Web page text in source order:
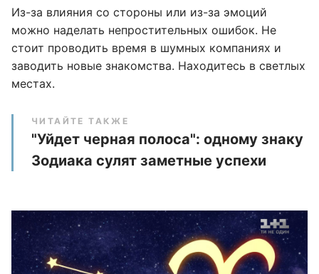
Из-за влияния со стороны или из-за эмоций
можно наделать непростительных ошибок. Не
стоит проводить время в шумных компаниях и
заводить новые знакомства. Находитесь в светлых
местах.
ЧИТАЙТЕ ТАКЖЕ
"Уйдет черная полоса": одному знаку
Зодиака сулят заметные успехи